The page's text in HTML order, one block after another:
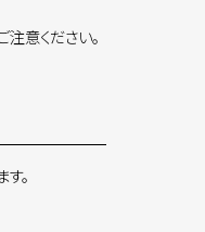
意ください。
。